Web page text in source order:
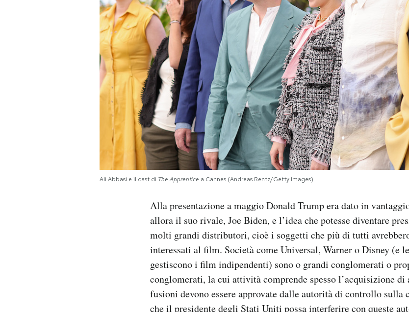
Ali Abbasi e il cast di The Apprentice a Cannes (Andreas Rentz/Getty Images)
Alla presentazione a maggio Donald Trump era dato in
allora il suo rivale, Joe Biden, e l’idea che potesse diventare
molti grandi distributori, cioè i soggetti che più di tutti
interessati al film. Società come Universal, Warner o Disney (e
gestiscono i film indipendenti) sono o grandi conglomerati o
conglomerati, la cui attività comprende spesso l’acquisizione di
fusioni devono essere approvate dalle autorità di controllo sulla
che il presidente degli Stati Uniti possa interferire con queste